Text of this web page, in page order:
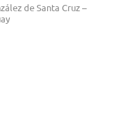
de Santa Cruz –